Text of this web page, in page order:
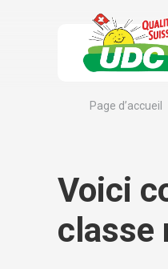
Page d’accueil
Voici
classe